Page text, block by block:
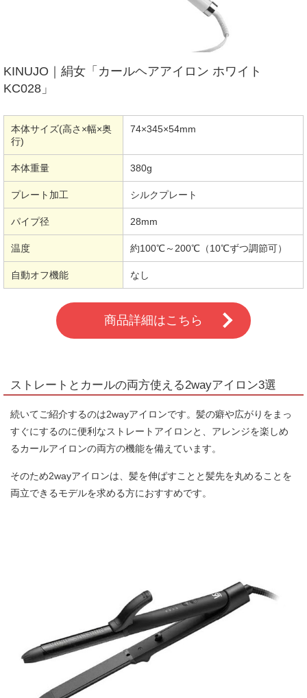
KINUJO｜絹女「カールヘアアイロン ホワイト
KC028」
本体サイズ(高さ×幅×奥
行)
74×345×54mm
本体重量 380g
プレート加工 シルクプレート
パイプ径 28mm
温度 約100℃～200℃（10℃ずつ調節可）
自動オフ機能 なし
商品詳細はこちら
ストレートとカールの両方使える2wayアイロン3選
続いてご紹介するのは2wayアイロンです。髪の癖や広がりをまっ
すぐにするのに便利なストレートアイロンと、アレンジを楽しめ
るカールアイロンの両方の機能を備えています。
そのため2wayアイロンは、髪を伸ばすことと髪先を丸めることを
両立できるモデルを求める方におすすめです。